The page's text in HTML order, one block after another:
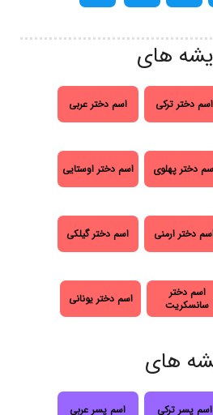
های
اسم دختر ترکی اسم دختر عربی
دختر پهلوی اسم دختر اوستایی
دختر ارمنی اسم دختر گیلکی
اسم دختر
سانسکریت
اسم دختر یونانی
های
اسم پسر ترکی اسم پسر عربی